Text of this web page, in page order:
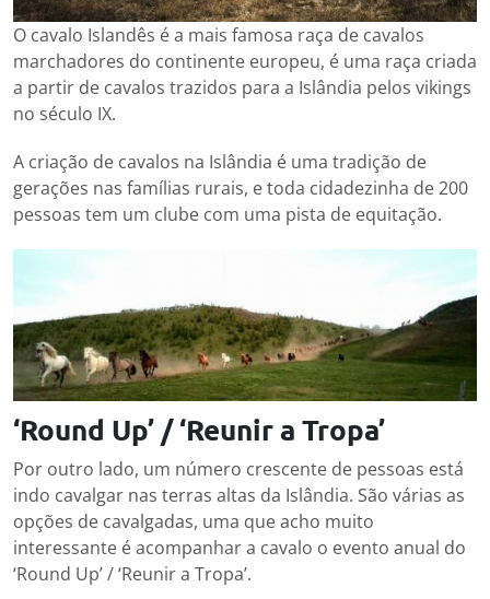
O cavalo Islandês é a mais famosa raça de cavalos
marchadores do continente europeu, é uma raça criada
a partir de cavalos trazidos para a Islândia pelos vikings
no século IX.
A criação de cavalos na Islândia é uma tradição de
gerações nas famílias rurais, e toda cidadezinha de 200
pessoas tem um clube com uma pista de equitação.
‘Round Up’ / ‘Reunir a Tropa’
Por outro lado, um número crescente de pessoas está
indo cavalgar nas terras altas da Islândia. São várias as
opções de cavalgadas, uma que acho muito
interessante é acompanhar a cavalo o evento anual do
‘Round Up’ / ‘Reunir a Tropa’.